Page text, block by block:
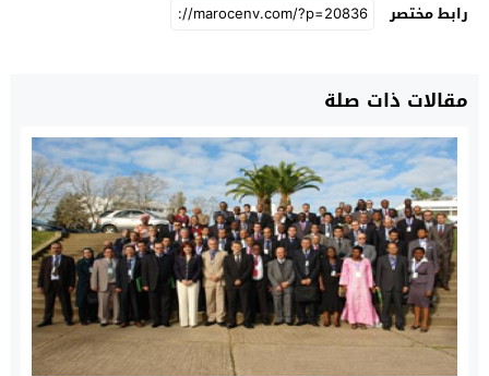
رابط مختصر
مقالات ذات صلة